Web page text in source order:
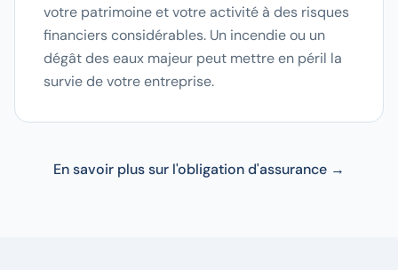
votre patrimoine et votre activité à des risques
financiers considérables. Un incendie ou un
dégât des eaux majeur peut mettre en péril la
survie de votre entreprise.
En savoir plus sur l'obligation d'assurance →